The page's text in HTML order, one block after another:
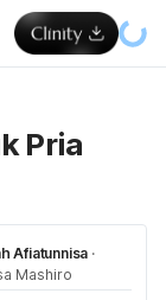
Pria
Afiatunnisa ·
Mashiro